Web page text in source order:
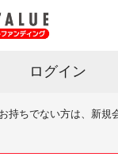
ログイン
持ちでない方は、新規